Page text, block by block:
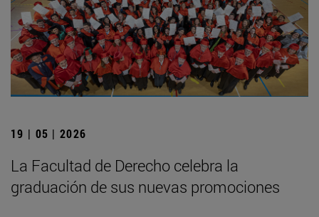
19 | 05 | 2026
La Facultad de Derecho celebra la
graduación de sus nuevas promociones